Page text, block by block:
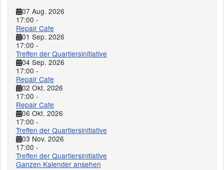
07 Aug. 2026
17:00 -
Repair Cafe
01 Sep. 2026
17:00 -
Treffen der Quartiersinitiative
04 Sep. 2026
17:00 -
Repair Cafe
02 Okt. 2026
17:00 -
Repair Cafe
06 Okt. 2026
17:00 -
Treffen der Quartiersinitiative
03 Nov. 2026
17:00 -
Treffen der Quartiersinitiative
Ganzen Kalender ansehen